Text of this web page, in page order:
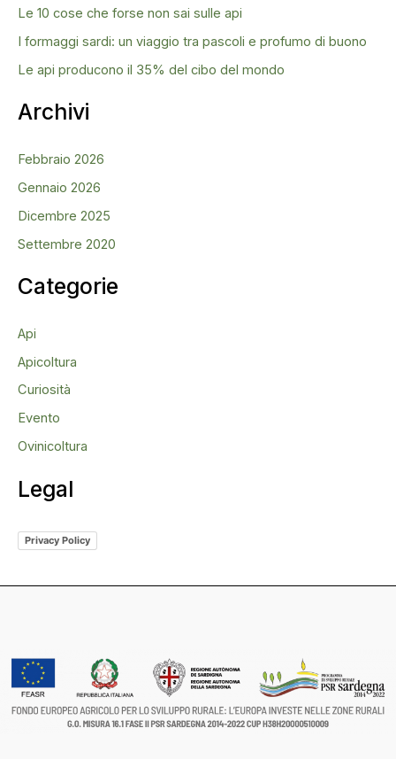
Le 10 cose che forse non sai sulle api
I formaggi sardi: un viaggio tra pascoli e profumo di buono
Le api producono il 35% del cibo del mondo
Archivi
Febbraio 2026
Gennaio 2026
Dicembre 2025
Settembre 2020
Categorie
Api
Apicoltura
Curiosità
Evento
Ovinicoltura
Legal
Privacy Policy